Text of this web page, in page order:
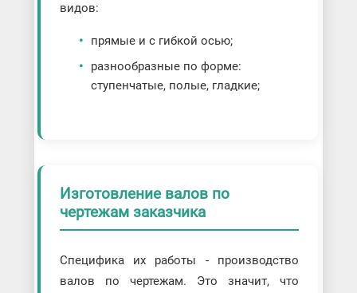
видов:
прямые и с гибкой осью;
разнообразные по форме:
ступенчатые, полые, гладкие;
Изготовление валов по
чертежам заказчика
Специфика их работы - производство
валов по чертежам. Это значит, что